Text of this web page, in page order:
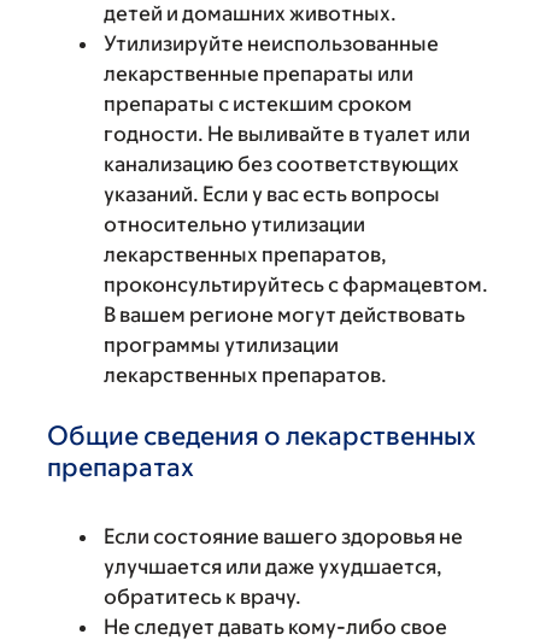
детей и домашних животных.
Утилизируйте неиспользованные
лекарственные препараты или
препараты с истекшим сроком
годности. Не выливайте в туалет или
канализацию без соответствующих
указаний. Если у вас есть вопросы
относительно утилизации
лекарственных препаратов,
проконсультируйтесь с фармацевтом.
В вашем регионе могут действовать
программы утилизации
лекарственных препаратов.
Общие сведения о лекарственных
препаратах
Если состояние вашего здоровья не
улучшается или даже ухудшается,
обратитесь к врачу.
Не следует давать кому-либо свое